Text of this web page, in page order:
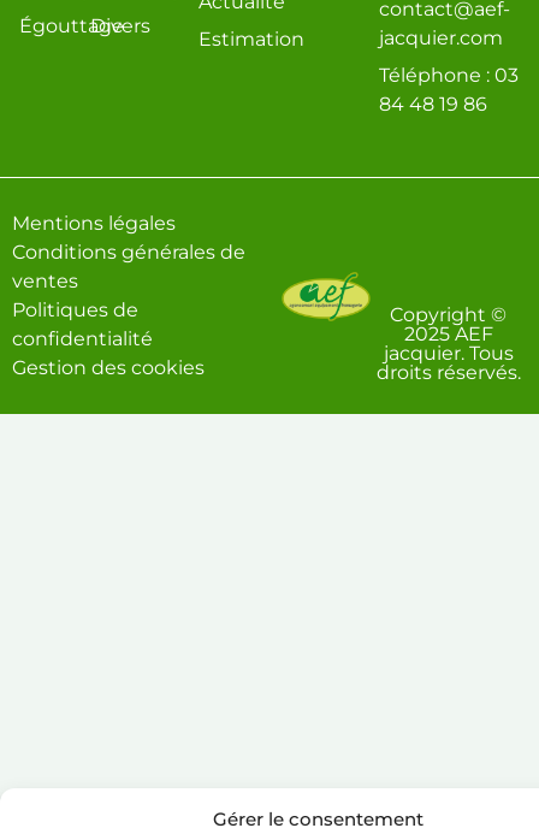
Gérer le consentement
Égouttage
Divers
Estimation
contact@aef-
jacquier.com
Téléphone : 03
84 48 19 86
Copyright ©
2025 AEF
jacquier. Tous
droits réservés.
Mentions légales
Conditions générales de
ventes
Politiques de
confidentialité
Gestion des cookies